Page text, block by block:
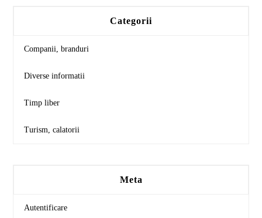
Categorii
Companii, branduri
Diverse informatii
Timp liber
Turism, calatorii
Meta
Autentificare